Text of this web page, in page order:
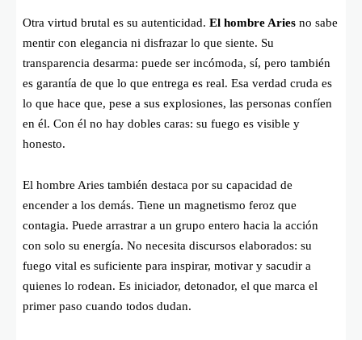
Otra virtud brutal es su autenticidad. El hombre Aries no sabe
mentir con elegancia ni disfrazar lo que siente. Su
transparencia desarma: puede ser incómoda, sí, pero también
es garantía de que lo que entrega es real. Esa verdad cruda es
lo que hace que, pese a sus explosiones, las personas confíen
en él. Con él no hay dobles caras: su fuego es visible y
honesto.
El hombre Aries también destaca por su capacidad de
encender a los demás. Tiene un magnetismo feroz que
contagia. Puede arrastrar a un grupo entero hacia la acción
con solo su energía. No necesita discursos elaborados: su
fuego vital es suficiente para inspirar, motivar y sacudir a
quienes lo rodean. Es iniciador, detonador, el que marca el
primer paso cuando todos dudan.